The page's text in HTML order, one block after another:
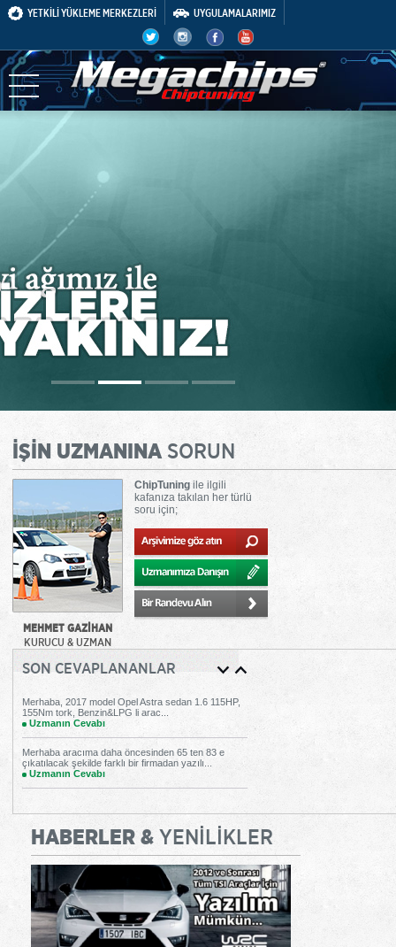
YETKİLİ YÜKLEME MERKEZLERİ UYGULAMALARIMIZ
İŞİN UZMANINASORUN
MEHMET GAZİHAN
KURUCU & UZMAN
ChipTuningile ilgili
kafanıza takılan her türlü
soru için;
SON CEVAPLANANLAR
Merhaba, 2017 model Opel Astra sedan 1.6 115HP,
155Nm tork, Benzin&LPG li arac...
Uzmanın Cevabı
Merhaba aracıma daha öncesinden 65 ten 83 e
çıkatılacak şekilde farklı bir firmadan yazılı...
Uzmanın Cevabı
HABERLER &YENİLİKLER